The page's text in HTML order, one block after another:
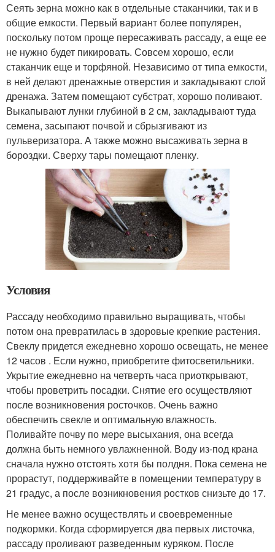
Сеять зерна можно как в отдельные стаканчики, так и в
общие емкости. Первый вариант более популярен,
поскольку потом проще пересаживать рассаду, а еще ее
не нужно будет пикировать. Совсем хорошо, если
стаканчик еще и торфяной. Независимо от типа емкости,
в ней делают дренажные отверстия и закладывают слой
дренажа. Затем помещают субстрат, хорошо поливают.
Выкапывают лунки глубиной в 2 см, закладывают туда
семена, засыпают почвой и сбрызгивают из
пульверизатора. А также можно высаживать зерна в
бороздки. Сверху тары помещают пленку.
Условия
Рассаду необходимо правильно выращивать, чтобы
потом она превратилась в здоровые крепкие растения.
Свеклу придется ежедневно хорошо освещать, не менее
12 часов . Если нужно, приобретите фитосветильники.
Укрытие ежедневно на четверть часа приоткрывают,
чтобы проветрить посадки. Снятие его осуществляют
после возникновения росточков. Очень важно
обеспечить свекле и оптимальную влажность.
Поливайте почву по мере высыхания, она всегда
должна быть немного увлажненной. Воду из-под крана
сначала нужно отстоять хотя бы полдня. Пока семена не
прорастут, поддерживайте в помещении температуру в
21 градус, а после возникновения ростков снизьте до 17.
Не менее важно осуществлять и своевременные
подкормки. Когда сформируется два первых листочка,
рассаду проливают разведенным куряком. После